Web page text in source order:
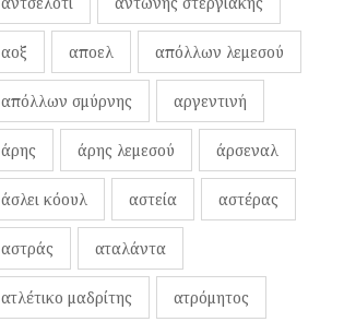
αοξ αποελ απόλλων λεμεσού
απόλλων σμύρνης αργεντινή
άρης άρης λεμεσού άρσεναλ
άσλει κόουλ αστεία αστέρας
αστράς αταλάντα
ατλέτικο μαδρίτης ατρόμητος